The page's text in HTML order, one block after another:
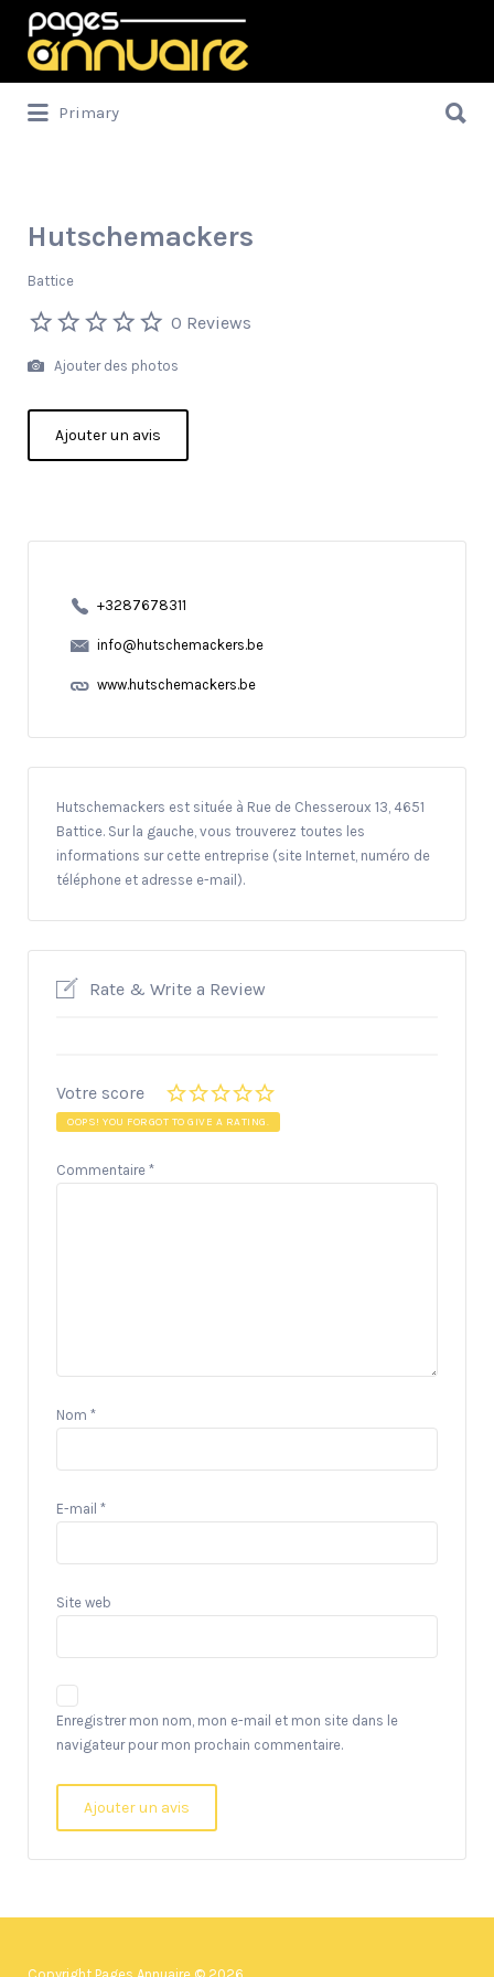
Rechercher:
Primary
Hutschemackers
Battice
0 Reviews
Ajouter des photos
Ajouter un avis
+3287678311
info@hutschemackers.be
www.hutschemackers.be
Hutschemackers est située à Rue de Chesseroux 13, 4651
Battice. Sur la gauche, vous trouverez toutes les
informations sur cette entreprise (site Internet, numéro de
téléphone et adresse e-mail).
Rate & Write a Review
Votre score
OOPS! YOU FORGOT TO GIVE A RATING.
Commentaire *
Nom *
E-mail *
Site web
Enregistrer mon nom, mon e-mail et mon site dans le
navigateur pour mon prochain commentaire.